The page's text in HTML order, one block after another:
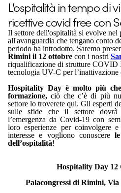
L'ospitalità in tempo di
ricettive covid free con
Il settore dell'ospitalità si evolve nel
all'avanguardia che tengano conto
periodo ha introdotto. Saremo
Rimini il 12 ottobre con i nostri
riqualificazione di strutture COVID
tecnologia UV-C per l’inattivazione
Hospitality Day è molto più
formazione,ciò che c’è di più
settore lo troverete qui. Gli esperti
sulle sfide che il settore dovrà
l’emergenza da Covid-19 con
loro esperienze per coinvolgere
interesse e vogliono conoscere
dell’ospitalità!
Hospitality Day 12
Palacongressi di Rimini,